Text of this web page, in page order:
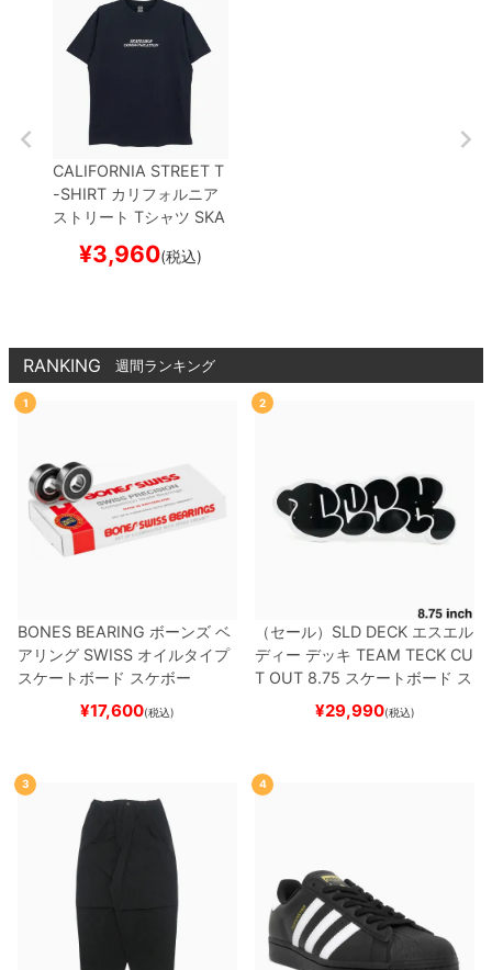
CALIFORNIA STREET T
-SHIRT カリフォルニア
ストリート Tシャツ SKA
TIONNAVYスケートボ
¥3,960(税込)
RANKING 週間ランキング
1
BONES BEARING ボーンズ ベ
アリング SWISS オイルタイプ
スケートボード スケボー
¥17,600(税込)
2
（セール） SLD DECK エスエル
ディー デッキ TEAM TECK CU
T OUT 8.75 スケートボード ス
¥29,990(税込)
3 4